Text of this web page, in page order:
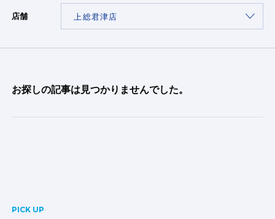
店舗
お探しの記事は見つかりませんでした。
PICK UP